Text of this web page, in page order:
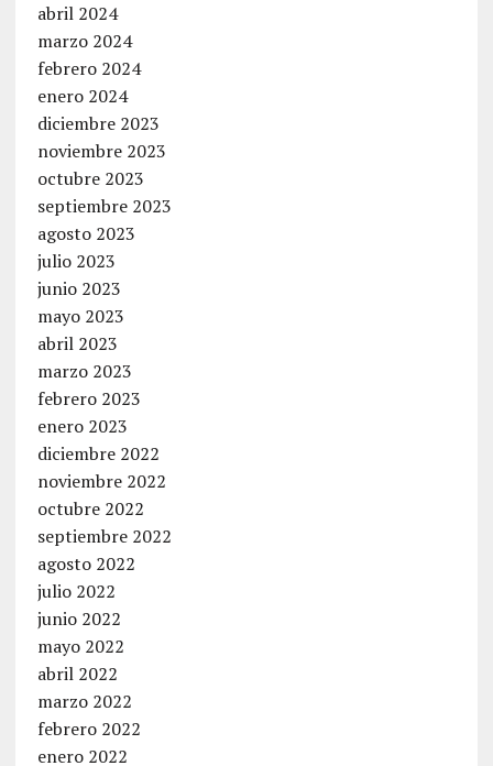
abril 2024
marzo 2024
febrero 2024
enero 2024
diciembre 2023
noviembre 2023
octubre 2023
septiembre 2023
agosto 2023
julio 2023
junio 2023
mayo 2023
abril 2023
marzo 2023
febrero 2023
enero 2023
diciembre 2022
noviembre 2022
octubre 2022
septiembre 2022
agosto 2022
julio 2022
junio 2022
mayo 2022
abril 2022
marzo 2022
febrero 2022
enero 2022